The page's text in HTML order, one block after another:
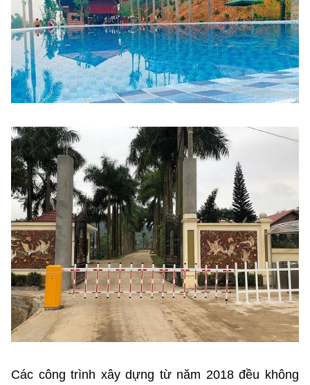
Các công trình xây dựng từ năm 2018 đều không